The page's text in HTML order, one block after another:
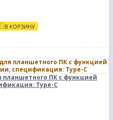
В КОРЗИНУ
планшетного ПК с функцией
Type-C